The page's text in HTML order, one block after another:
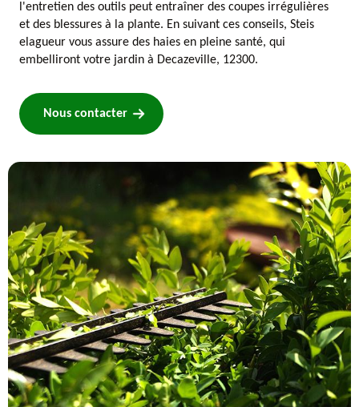
l'entretien des outils peut entraîner des coupes irrégulières
et des blessures à la plante. En suivant ces conseils, Steis
elagueur vous assure des haies en pleine santé, qui
embelliront votre jardin à Decazeville, 12300.
Nous contacter